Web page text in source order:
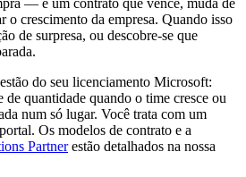
o crescimento da empresa. Quando isso
de surpresa, ou descobre-se que
do seu licenciamento Microsoft:
de quantidade quando o time cresce ou
num só lugar. Você trata com um
Os modelos de contrato e a
Partnerestão detalhados na nossa